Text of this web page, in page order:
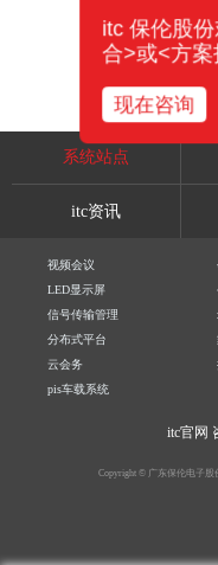
系统站点
itc资讯
视频会议
LED显示屏
信号传输管理
分布式平台
云会务
pis车载系统
itc官网
Copyright © 广东保伦电子股
itc 保伦股
合>或<方
现在咨询